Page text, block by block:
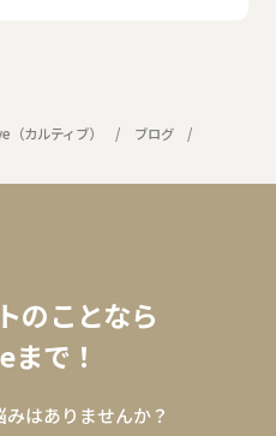
カルティブ）
ブログ
のことなら
で！
はありませんか？